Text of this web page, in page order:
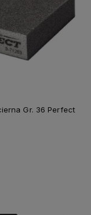
Gr. 36 Perfect